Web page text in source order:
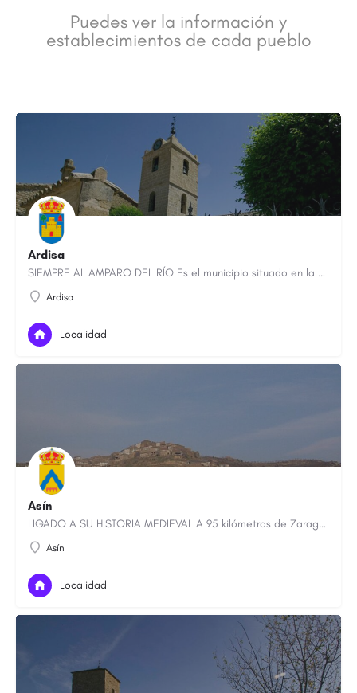
Puedes ver la información y
establecimientos de cada pueblo
Ardisa
SIEMPRE AL AMPARO DEL RÍO Es el municipio situado en la parte más oriental de la comarca, en la ribera…
Ardisa
Localidad
Asín
LIGADO A SU HISTORIA MEDIEVAL A 95 kilómetros de Zaragoza, el municipio de Asín responde a la concepción…
Asín
Localidad